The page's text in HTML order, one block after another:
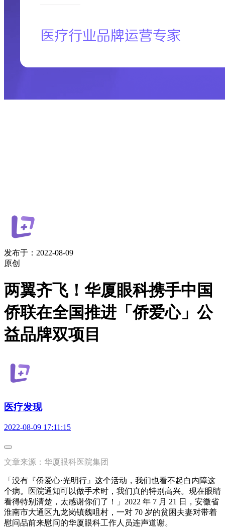
发布于：2022-08-09
原创
两翼齐飞！华厦眼科携手中国
侨联在全国推进「侨爱心」公
益品牌双项目
医疗发现
2022-08-09 17:11:15
文章来源：华厦眼科医院集团
「没有『侨爱心·光明行』这个活动，我们也看不起白内障这
个病。医院通知可以做手术时，我们真的特别高兴。现在眼睛
看得特别清楚，太感谢你们了！」2022 年 7 月 21 日，安徽省
淮南市大通区九龙岗镇魏咀村，一对 70 岁的贫困夫妻对带着
慰问品前来慰问的华厦眼科工作人员连声道谢。